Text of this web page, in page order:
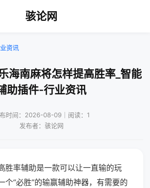
骇论网
资讯
海南麻将怎样提高胜率_智能
助插件-行业资讯
时间：2026-08-09｜阅读：1
发布者：骇论网
胜率辅助是一款可以让一直输的玩
个“必胜”的输赢辅助神器，有需要的